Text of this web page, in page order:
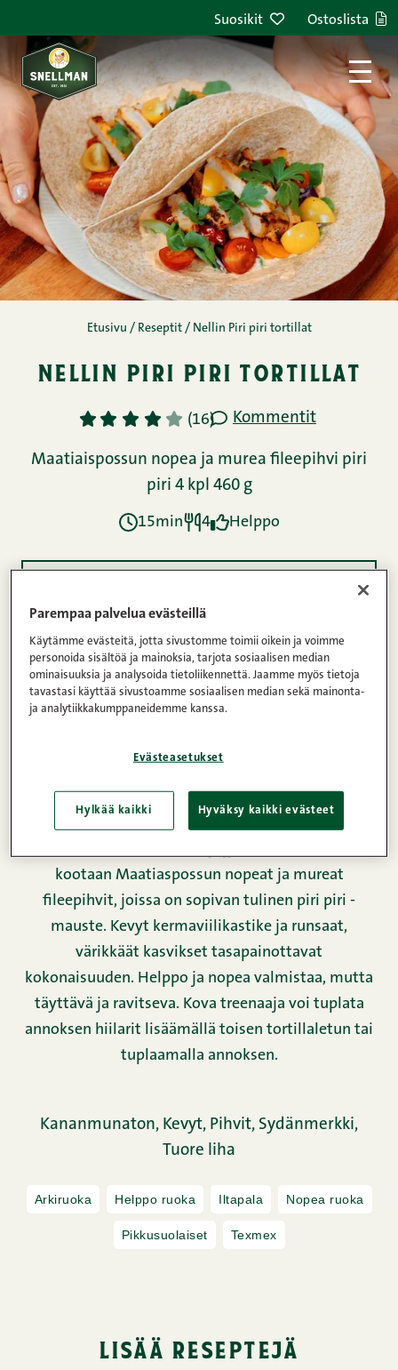
Suosikit Ostoslista
Etusivu / Reseptit / Nellin Piri piri tortillat
nellin piri piri tortillat
1 2 3 4 5 (16) Kommentit
Maatiaispossun nopea ja murea fileepihvi piri
piri 4 kpl 460 g
15min 4 Helppo
Ohje
urheilija Nelli Nurmen kanssa – kovaan treeniin ja
kootaan Maatiaspossun nopeat ja mureat
fileepihvit, joissa on sopivan tulinen piri piri -
mauste. Kevyt kermaviilikastike ja runsaat,
värikkäät kasvikset tasapainottavat
kokonaisuuden. Helppo ja nopea valmistaa, mutta
täyttävä ja ravitseva. Kova treenaaja voi tuplata
annoksen hiilarit lisäämällä toisen tortillaletun tai
tuplaamalla annoksen.
Kananmunaton, Kevyt, Pihvit, Sydänmerkki,
Tuore liha
Arkiruoka Helppo ruoka Iltapala Nopea ruoka
Pikkusuolaiset Texmex
lisää reseptejä
Parempaa palvelua evästeillä
Käytämme evästeitä, jotta sivustomme toimii oikein ja voimme
personoida sisältöä ja mainoksia, tarjota sosiaalisen median
ominaisuuksia ja analysoida tietoliikennettä. Jaamme myös tietoja
tavastasi käyttää sivustoamme sosiaalisen median sekä mainonta-
ja analytiikkakumppaneidemme kanssa.
Evästeasetukset
Hylkää kaikki Hyväksy kaikki evästeet